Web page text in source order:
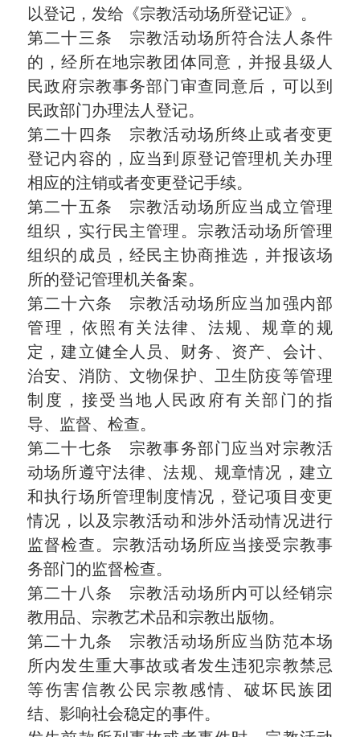
以登记，发给《宗教活动场所登记证》。
第二十三条 宗教活动场所符合法人条件
的，经所在地宗教团体同意，并报县级人
民政府宗教事务部门审查同意后，可以到
民政部门办理法人登记。
第二十四条 宗教活动场所终止或者变更
登记内容的，应当到原登记管理机关办理
相应的注销或者变更登记手续。
第二十五条 宗教活动场所应当成立管理
组织，实行民主管理。宗教活动场所管理
组织的成员，经民主协商推选，并报该场
所的登记管理机关备案。
第二十六条 宗教活动场所应当加强内部
管理，依照有关法律、法规、规章的规
定，建立健全人员、财务、资产、会计、
治安、消防、文物保护、卫生防疫等管理
制度，接受当地人民政府有关部门的指
导、监督、检查。
第二十七条 宗教事务部门应当对宗教活
动场所遵守法律、法规、规章情况，建立
和执行场所管理制度情况，登记项目变更
情况，以及宗教活动和涉外活动情况进行
监督检查。宗教活动场所应当接受宗教事
务部门的监督检查。
第二十八条 宗教活动场所内可以经销宗
教用品、宗教艺术品和宗教出版物。
第二十九条 宗教活动场所应当防范本场
所内发生重大事故或者发生违犯宗教禁忌
等伤害信教公民宗教感情、破坏民族团
结、影响社会稳定的事件。